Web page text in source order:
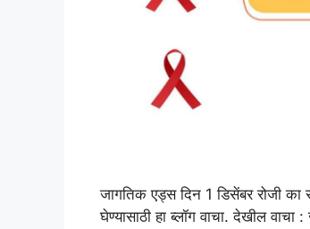
जागतिक एड्स दिन 1 डिसेंबर रोजी का
घेण्यासाठी हा ब्लॉग वाचा. देखील